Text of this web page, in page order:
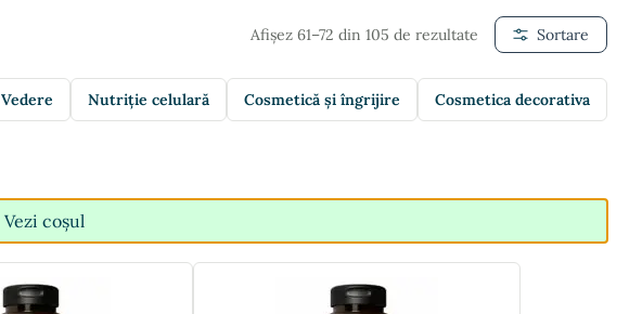
Afișez 61–72 din 105 de rezultate Sortare
Vedere Nutriție celulară Cosmetică și îngrijire Cosmetica decorativa
Vezi coșul